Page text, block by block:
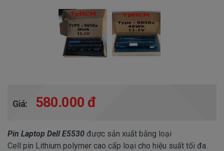
Giá: 580.000 đ
Pin Laptop Dell E5530 được sản xuất bằng loại
Cell pin Lithium polymer cao cấp loại cho hiệu suất tối đa.